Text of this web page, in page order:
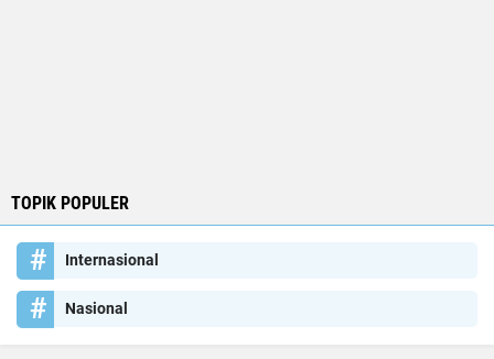
TOPIK POPULER
Internasional
Nasional